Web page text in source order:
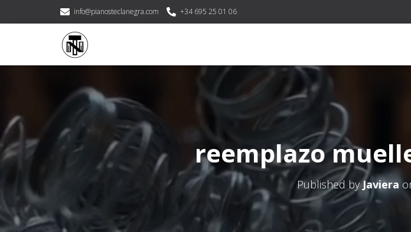
info@pianosteclanegra.com +34 695 25 01 06
reemplazo
Published byJaviera